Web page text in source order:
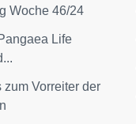
Woche 46/24
Life
zum Vorreiter der